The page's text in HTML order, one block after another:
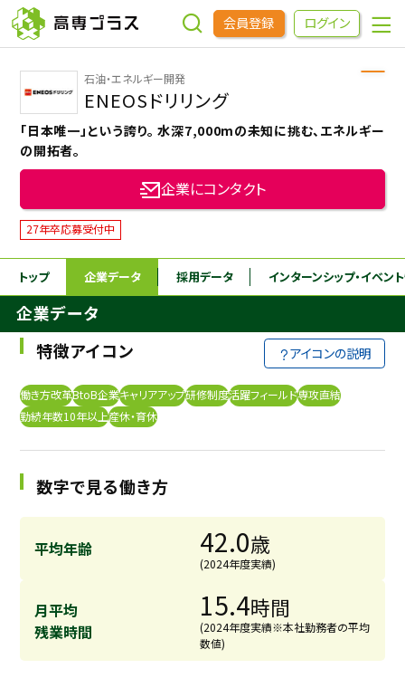
会員登録 ログイン
企業をさがす
進学先をさがす
インターンシップ・イベントをさがす
高専OBOGをさがす
高専プラスセミナー
めもらす
9/30
石油・エネルギー開発
ENEOSドリリング
「日本唯一」という誇り。 水深7,000mの未知に挑む、エネルギー
の開拓者。
企業にコンタクト
27年卒応募受付中
トップ 企業データ 採用データ インターンシップ・イベン
企業データ
特徴アイコン
アイコンの説明
働き方改革BtoB企業キャリアアップ研修制度活躍フィールド専攻直結
勤続年数10年以上産休・育休
数字で見る働き方
平均年齢 42.0歳
(2024年度実績)
月平均
残業時間
15.4時間
(2024年度実績※本社勤務者の平均
数値)